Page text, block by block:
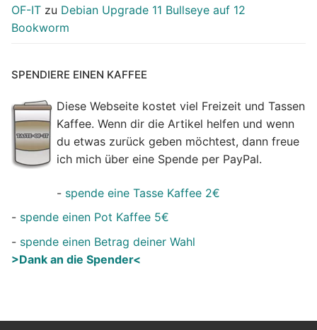
OF-IT zu Debian Upgrade 11 Bullseye auf 12
Bookworm
SPENDIERE EINEN KAFFEE
Diese Webseite kostet viel Freizeit und Tassen
Kaffee. Wenn dir die Artikel helfen und wenn
du etwas zurück geben möchtest, dann freue
ich mich über eine Spende per PayPal.
- spende eine Tasse Kaffee 2€
- spende einen Pot Kaffee 5€
- spende einen Betrag deiner Wahl
>Dank an die Spender<